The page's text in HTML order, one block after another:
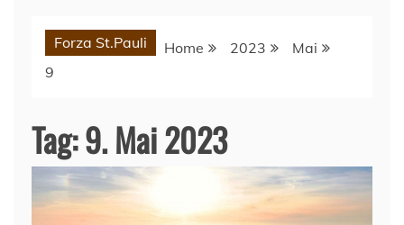
Forza St.Pauli Home 2023
Mai
9
Tag:9. Mai 2023